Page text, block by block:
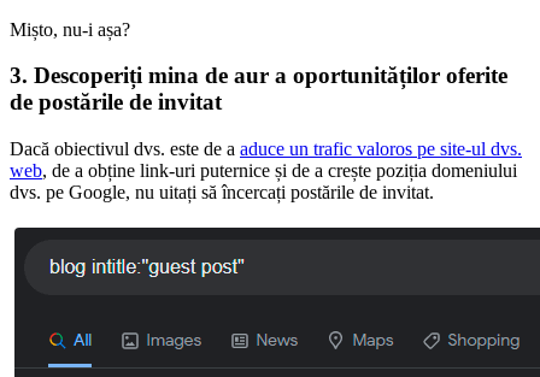
Mișto, nu-i așa?
3. Descoperiți mina de aur a oportunităților oferite
de postările de invitat
Dacă obiectivul dvs. este de a aduce un trafic valoros pe site-ul dvs.
web, de a obține link-uri puternice și de a crește poziția domeniului
dvs. pe Google, nu uitați să încercați postările de invitat.